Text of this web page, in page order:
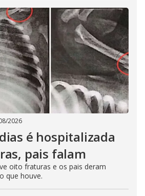
2026
é hospitalizada
pais falam
oito fraturas e os pais deram
que houve.